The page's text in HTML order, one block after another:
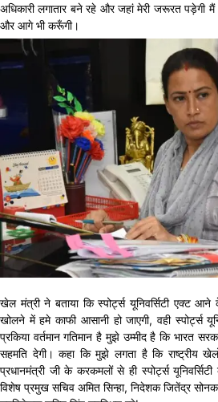
अधिकारी लगातार बने रहे और जहां मेरी जरूरत पड़ेगी
और आगे भी करूँगी।
खेल मंत्री ने बताया कि स्पोर्ट्स यूनिवर्सिटी एक्ट आने के
खोलने में हमे काफी आसानी हो जाएगी, वही स्पोर्ट्स
प्रकिया वर्तमान गतिमान है मुझे उम्मीद है कि भारत
सहमति देगी। कहा कि मुझे लगता है कि राष्ट्रीय
प्रधानमंत्री जी के करकमलों से ही स्पोर्ट्स
विशेष प्रमुख सचिव अमित सिन्हा, निदेशक जितेंद्र